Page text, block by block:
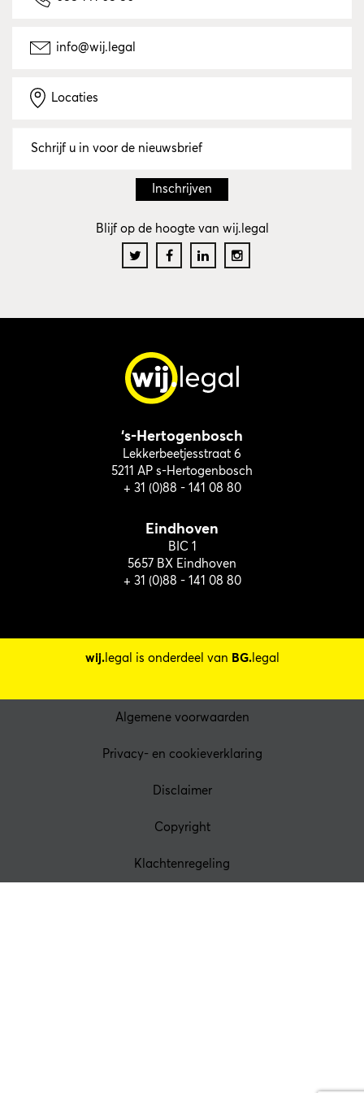
info@wij.legal
Locaties
Blijf op de hoogte van wij.legal
‘s-Hertogenbosch
Lekkerbeetjesstraat 6
5211 AP s-Hertogenbosch
+ 31 (0)88 - 141 08 80
Eindhoven
BIC 1
5657 BX Eindhoven
+ 31 (0)88 - 141 08 80
wij.legal is onderdeel van BG.legal
Algemene voorwaarden
Privacy- en cookieverklaring
Disclaimer
Copyright
Klachtenregeling